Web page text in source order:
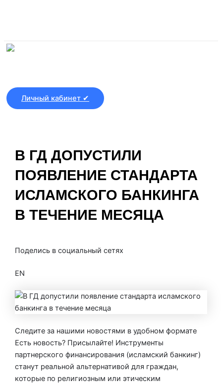
Личный кабинет ✔
В ГД ДОПУСТИЛИ
ПОЯВЛЕНИЕ СТАНДАРТА
ИСЛАМСКОГО БАНКИНГА
В ТЕЧЕНИЕ МЕСЯЦА
Поделись в социальный сетях
EN
Следите за нашими новостями в удобном формате
Есть новость? Присылайте! Инструменты
партнерского финансирования (исламский банкинг)
станут реальной альтернативой для граждан,
которые по религиозным или этическим